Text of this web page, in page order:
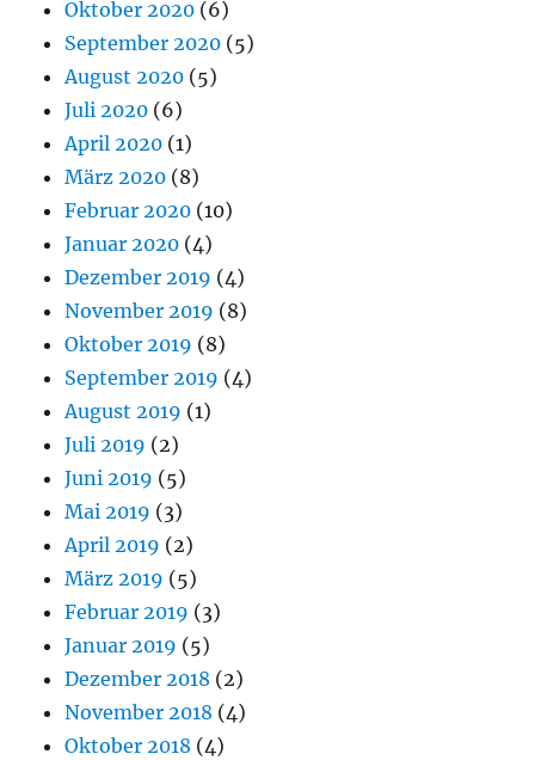
Oktober 2020 (6)
September 2020 (5)
August 2020 (5)
Juli 2020 (6)
April 2020 (1)
März 2020 (8)
Februar 2020 (10)
Januar 2020 (4)
Dezember 2019 (4)
November 2019 (8)
Oktober 2019 (8)
September 2019 (4)
August 2019 (1)
Juli 2019 (2)
Juni 2019 (5)
Mai 2019 (3)
April 2019 (2)
März 2019 (5)
Februar 2019 (3)
Januar 2019 (5)
Dezember 2018 (2)
November 2018 (4)
Oktober 2018 (4)